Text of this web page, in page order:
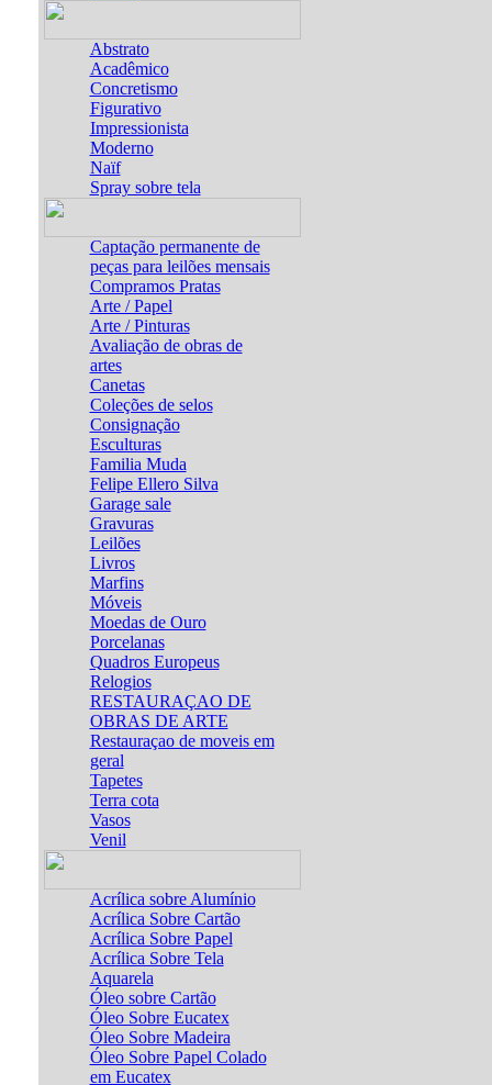
Abstrato
Acadêmico
Concretismo
Figurativo
Impressionista
Moderno
Naïf
Spray sobre tela
Captação permanente de
peças para leilões mensais
Compramos Pratas
Arte / Papel
Arte / Pinturas
Avaliação de obras de
artes
Canetas
Coleções de selos
Consignação
Esculturas
Familia Muda
Felipe Ellero Silva
Garage sale
Gravuras
Leilões
Livros
Marfins
Móveis
Moedas de Ouro
Porcelanas
Quadros Europeus
Relogios
RESTAURAÇAO DE
OBRAS DE ARTE
Restauraçao de moveis em
geral
Tapetes
Terra cota
Vasos
Venil
Acrílica sobre Alumínio
Acrílica Sobre Cartão
Acrílica Sobre Papel
Acrílica Sobre Tela
Aquarela
Óleo sobre Cartão
Óleo Sobre Eucatex
Óleo Sobre Madeira
Óleo Sobre Papel Colado
em Eucatex